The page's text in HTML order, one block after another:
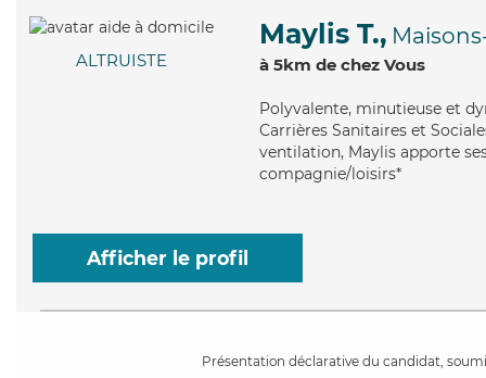
ALTRUISTE
Maylis T.,
à 5km de chez Vous
Polyvalente, minutieuse et
Carrières Sanitaires et
ventilation, Maylis apporte
compagnie/loisirs*
Afficher le profil
Présentation déclarative du candidat,